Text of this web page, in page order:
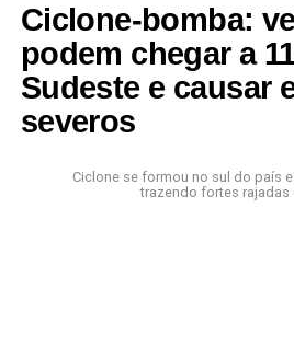
Ciclone-bomba:
podem chegar a
Sudeste e causar
severos
Ciclone se formou no sul do país
trazendo fortes